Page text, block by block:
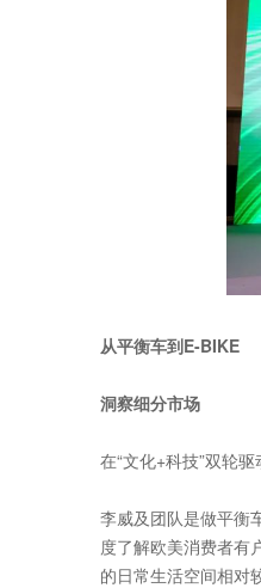
从平衡车到E-BIKE
洞察细分市场
在“文化+科技”双轮
李威及团队是做平衡
度了解欧美消费者有
的日常生活空间相对